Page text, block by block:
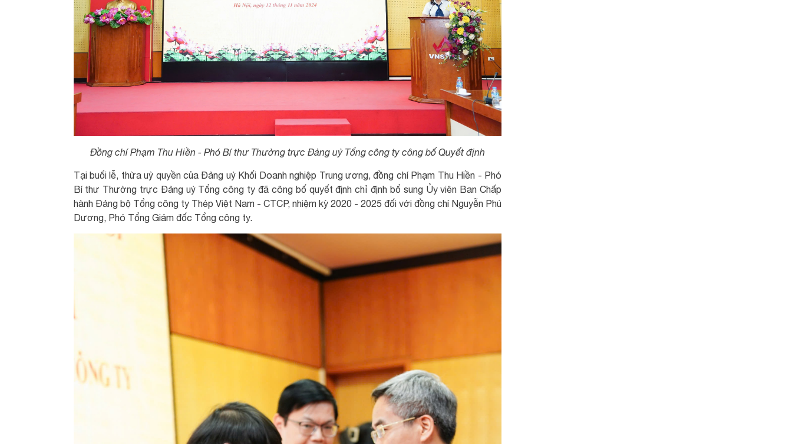
Đồng chí Phạm Thu Hiền - Phó Bí thư Thường trực Đảng uỷ Tổng công ty công bố Quyết định
Tại buổi lễ, thừa uỷ quyền của Đảng uỷ Khối Doanh nghiệp Trung ương, đồng chí Phạm Thu Hiền - Phó
Bí thư Thường trực Đảng uỷ Tổng công ty đã công bố quyết định chỉ định bổ sung Ủy viên Ban Chấp
hành Đảng bộ Tổng công ty Thép Việt Nam - CTCP, nhiệm kỳ 2020 - 2025 đối với đồng chí Nguyễn Phú
Dương, Phó Tổng Giám đốc Tổng công ty.